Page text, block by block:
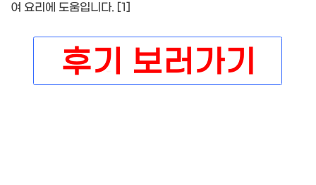
여 요리에 도움입니다. [1]